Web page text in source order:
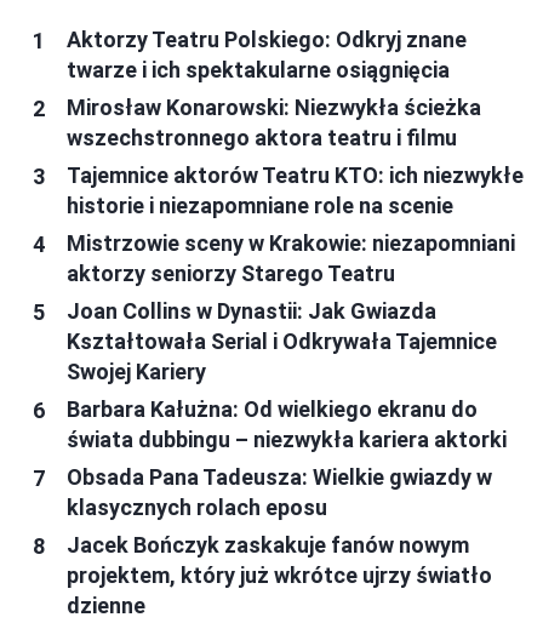
Aktorzy Teatru Polskiego: Odkryj znane
twarze i ich spektakularne osiągnięcia
Mirosław Konarowski: Niezwykła ścieżka
wszechstronnego aktora teatru i filmu
Tajemnice aktorów Teatru KTO: ich niezwykłe
historie i niezapomniane role na scenie
Mistrzowie sceny w Krakowie: niezapomniani
aktorzy seniorzy Starego Teatru
Joan Collins w Dynastii: Jak Gwiazda
Kształtowała Serial i Odkrywała Tajemnice
Swojej Kariery
Barbara Kałużna: Od wielkiego ekranu do
świata dubbingu – niezwykła kariera aktorki
Obsada Pana Tadeusza: Wielkie gwiazdy w
klasycznych rolach eposu
Jacek Bończyk zaskakuje fanów nowym
projektem, który już wkrótce ujrzy światło
dzienne